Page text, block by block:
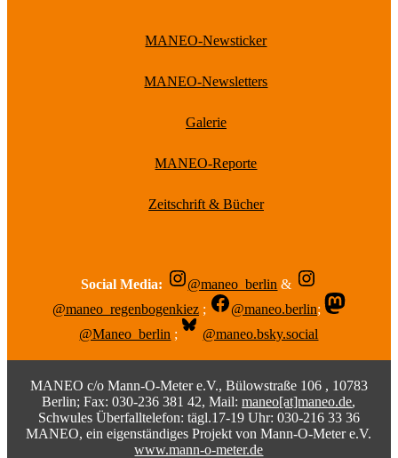
MANEO-Newsticker
MANEO-Newsletters
Galerie
MANEO-Reporte
Zeitschrift & Bücher
Social Media: @maneo_berlin &
@maneo_regenbogenkiez ; @maneo.berlin;
@Maneo_berlin ; @maneo.bsky.social
MANEO c/o Mann-O-Meter e.V., Bülowstraße 106 , 10783
Berlin; Fax: 030-236 381 42, Mail:maneo[at]maneo.de,
Schwules Überfalltelefon: tägl.17-19 Uhr: 030-216 33 36
MANEO, ein eigenständiges Projekt von Mann-O-Meter e.V.
www.mann-o-meter.de